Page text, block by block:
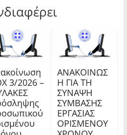
3/2026 –
ΑΝΑΚΟΙΝΩΣ
Η ΓΙΑ ΤΗ
ΣΥΝΑΨΗ
ΣΥΜΒΑΣΗΣ
ΕΡΓΑΣΙΑΣ
ΟΡΙΣΜΕΝΟΥ